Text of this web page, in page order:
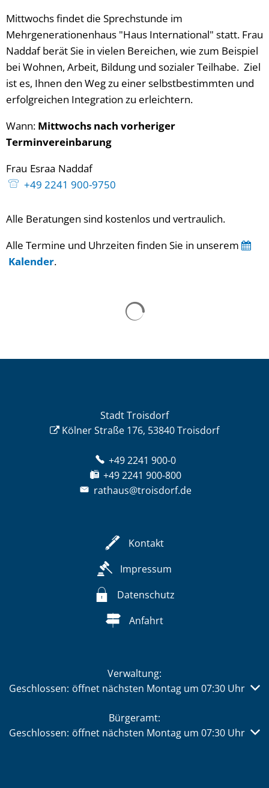
Mittwochs findet die Sprechstunde im
Mehrgenerationenhaus "Haus International" statt. Frau
Naddaf berät Sie in vielen Bereichen, wie zum Beispiel
bei Wohnen, Arbeit, Bildung und sozialer Teilhabe. Ziel
ist es, Ihnen den Weg zu einer selbstbestimmten und
erfolgreichen Integration zu erleichtern.
Wann: Mittwochs nach vorheriger
Terminvereinbarung
Frau Esraa Naddaf
+49 2241 900-9750
Alle Beratungen sind kostenlos und vertraulich.
Alle Termine und Uhrzeiten finden Sie in unserem
Kalender.
Stadt Troisdorf
Kölner Straße 176, 53840 Troisdorf
+49 2241 900-0
+49 2241 900-800
rathaus@troisdorf.de
Kontakt
Impressum
Datenschutz
Anfahrt
Verwaltung:
Klicken, um weitere Öffnungs- oder Schließzeiten
Geschlossen: öffnet nächsten Montag um 07:30 Uhr
Bürgeramt:
Klicken, um weitere Öffnungs- oder Schließzeiten
Geschlossen: öffnet nächsten Montag um 07:30 Uhr